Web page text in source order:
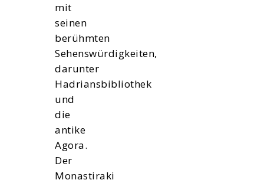
mit
seinen
berühmten
Sehenswürdigkeiten,
darunter
Hadriansbibliothek
und
die
antike
Agora.
Der
Monastiraki